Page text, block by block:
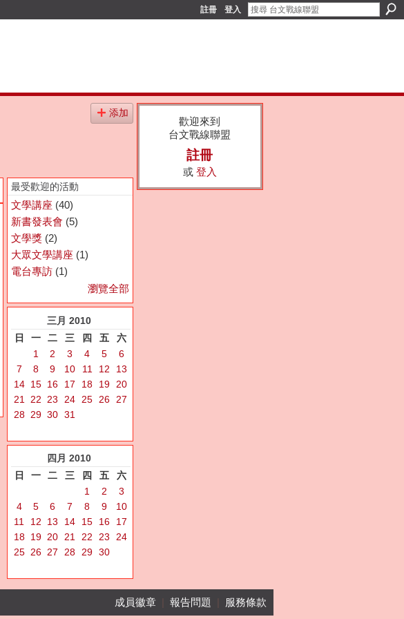
註冊 登入
添加
最受歡迎的活動
文學講座 (40)
新書發表會 (5)
文學獎(2)
大眾文學講座 (1)
電台專訪(1)
瀏覽全部
三月 2010
日
一 二 三 四 五
六
1
2 3 4 5
6
7
8 9 10 11 12
13
14 15 16 17 18 19
20
21
22 23 24 25 26
27
28 29 30 31
四月 2010
日
一 二 三 四 五
六
1
2
3
4
5 6 7 8 9
10
11
12 13 14 15 16
17
18 19 20 21 22 23
24
25 26 27 28 29 30
歡迎來到
台文戰線聯盟
註冊
或 登入
成員徽章| 報告問題 服務條款